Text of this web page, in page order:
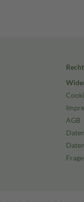
AGB